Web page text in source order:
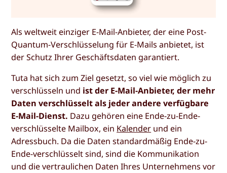
Als weltweit einziger E-Mail-Anbieter, der eine Post-
Quantum-Verschlüsselung für E-Mails anbietet, ist
der Schutz Ihrer Geschäftsdaten garantiert.
Tuta hat sich zum Ziel gesetzt, so viel wie möglich zu
verschlüsseln und ist der E-Mail-Anbieter, der mehr
Daten verschlüsselt als jeder andere verfügbare
E-Mail-Dienst. Dazu gehören eine Ende-zu-Ende-
verschlüsselte Mailbox, ein Kalender und ein
Adressbuch. Da die Daten standardmäßig Ende-zu-
Ende-verschlüsselt sind, sind die Kommunikation
und die vertraulichen Daten Ihres Unternehmens vor